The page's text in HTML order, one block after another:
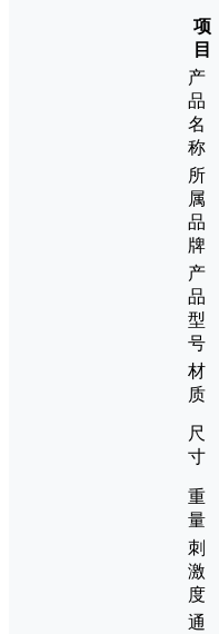
项
目
产
品
名
称
所
属
品
牌
产
品
型
号
材
质
尺
寸
重
量
刺
激
度
通